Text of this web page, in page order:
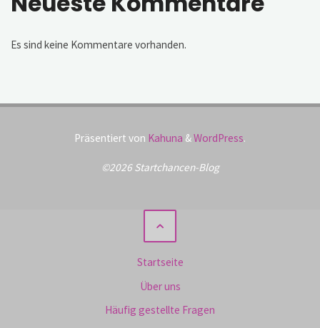
Es sind keine Kommentare vorhanden.
Präsentiert von Kahuna &WordPress.
©2026 Startchancen-Blog
Startseite
Über uns
Häufig gestellte Fragen